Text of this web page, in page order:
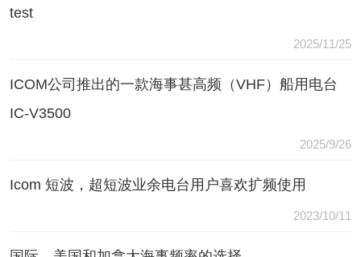
test
2025/11/25
ICOM公司推出的一款海事甚高频（VHF）船用电台
IC-V3500
2025/9/26
Icom 短波，超短波业余电台用户喜欢扩频使用
2023/10/11